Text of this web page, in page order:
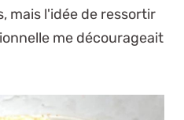
mais l'idée de ressortir
me décourageait